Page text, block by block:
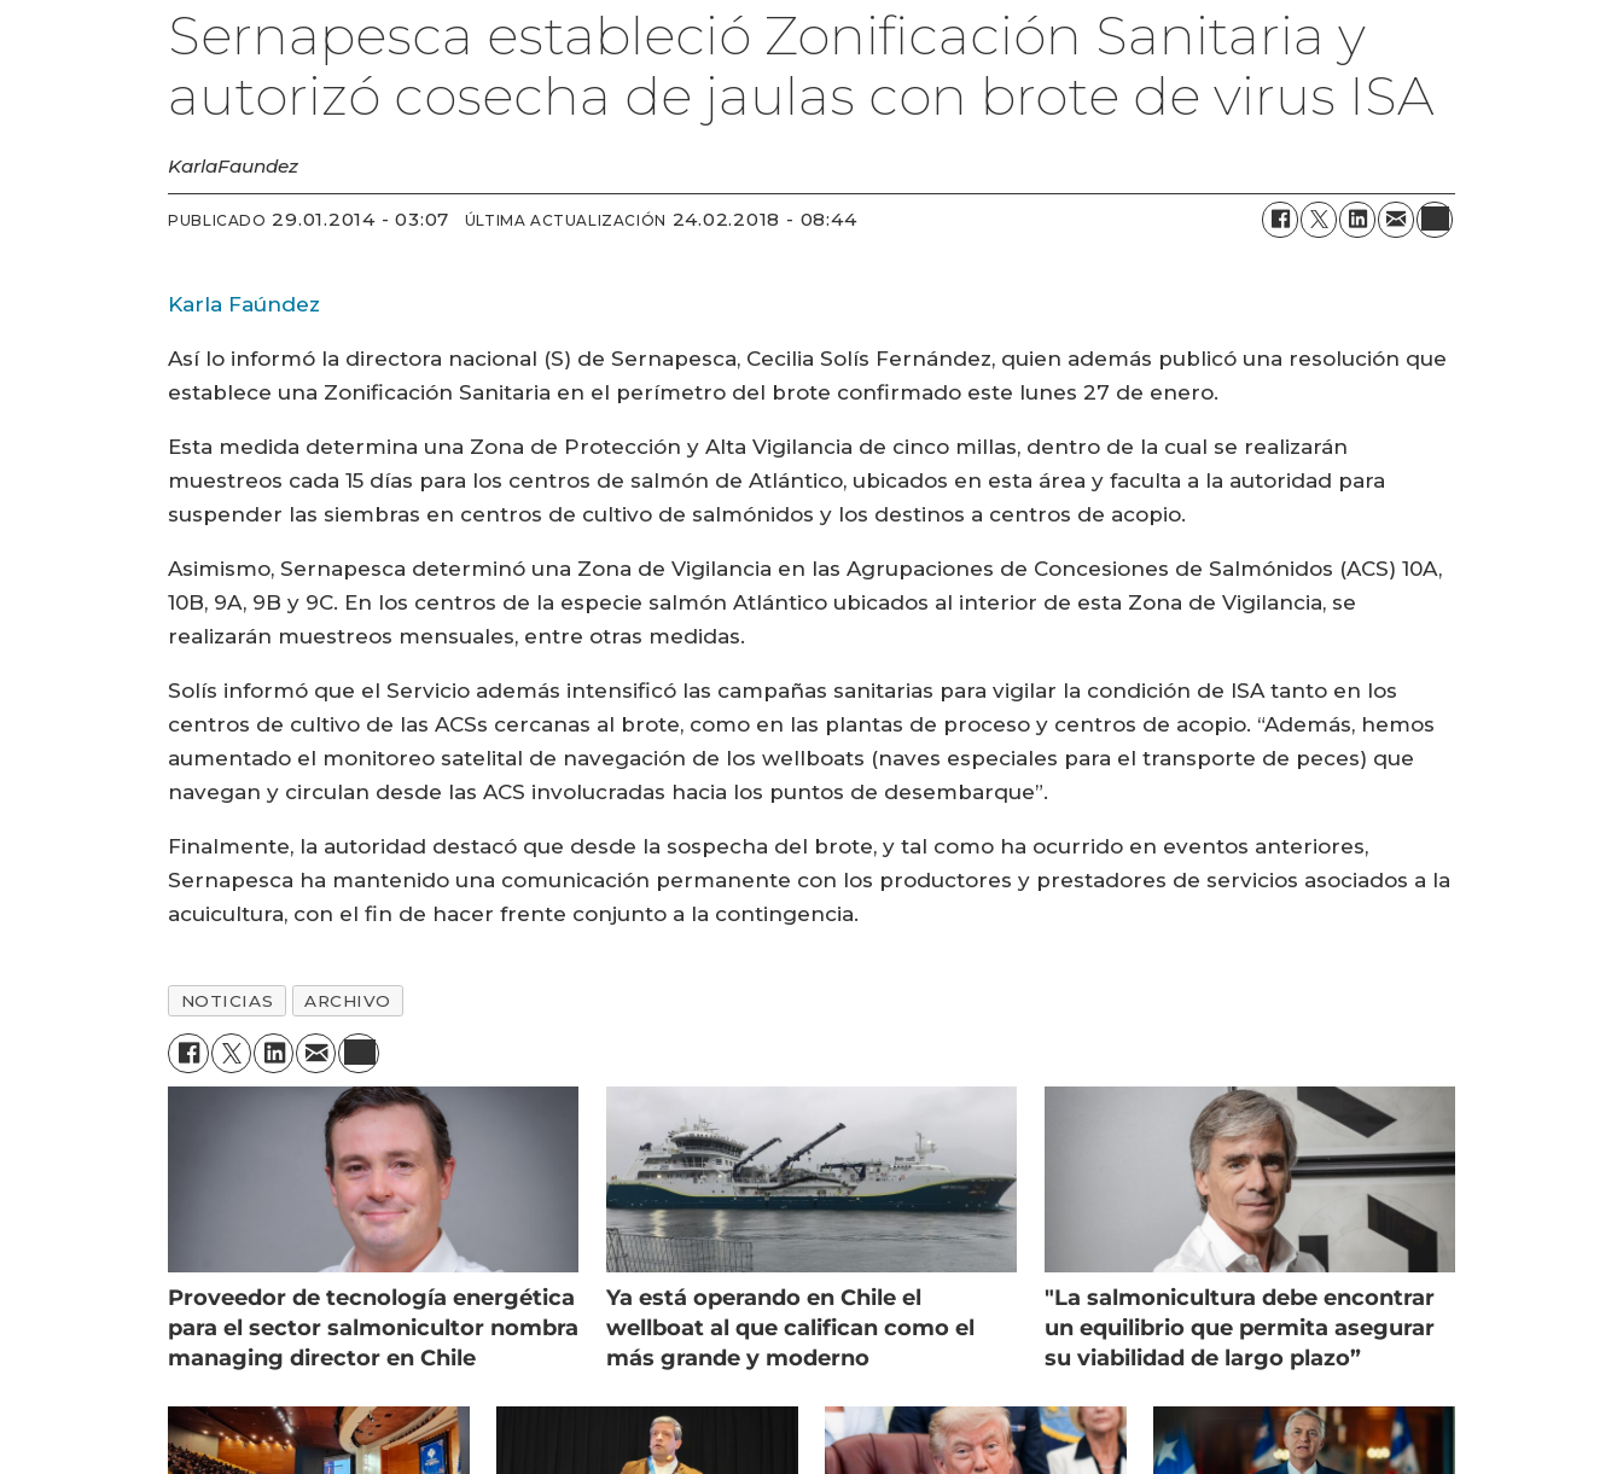
Sernapesca estableció Zonificación Sanitaria y
autorizó cosecha de jaulas con brote de virus ISA
KarlaFaundez
PUBLICADO 29.01.2014 - 03:07 ÚLTIMA ACTUALIZACIÓN 24.02.2018 - 08:44
Karla Faúndez
Así lo informó la directora nacional (S) de Sernapesca, Cecilia Solís Fernández, quien además publicó una resolución que
establece una Zonificación Sanitaria en el perímetro del brote confirmado este lunes 27 de enero.
Esta medida determina una Zona de Protección y Alta Vigilancia de cinco millas, dentro de la cual se realizarán
muestreos cada 15 días para los centros de salmón de Atlántico, ubicados en esta área y faculta a la autoridad para
suspender las siembras en centros de cultivo de salmónidos y los destinos a centros de acopio.
Asimismo, Sernapesca determinó una Zona de Vigilancia en las Agrupaciones de Concesiones de Salmónidos (ACS) 10A,
10B, 9A, 9B y 9C. En los centros de la especie salmón Atlántico ubicados al interior de esta Zona de Vigilancia, se
realizarán muestreos mensuales, entre otras medidas.
Solís informó que el Servicio además intensificó las campañas sanitarias para vigilar la condición de ISA tanto en los
centros de cultivo de las ACSs cercanas al brote, como en las plantas de proceso y centros de acopio. “Además, hemos
aumentado el monitoreo satelital de navegación de los wellboats (naves especiales para el transporte de peces) que
navegan y circulan desde las ACS involucradas hacia los puntos de desembarque”.
Finalmente, la autoridad destacó que desde la sospecha del brote, y tal como ha ocurrido en eventos anteriores,
Sernapesca ha mantenido una comunicación permanente con los productores y prestadores de servicios asociados a la
acuicultura, con el fin de hacer frente conjunto a la contingencia.
NOTICIAS ARCHIVO
Proveedor de tecnología energética
para el sector salmonicultor nombra
managing director en Chile
Ya está operando en Chile el
wellboat al que califican como el
más grande y moderno
"La salmonicultura debe encontrar
un equilibrio que permita asegurar
su viabilidad de largo plazo”